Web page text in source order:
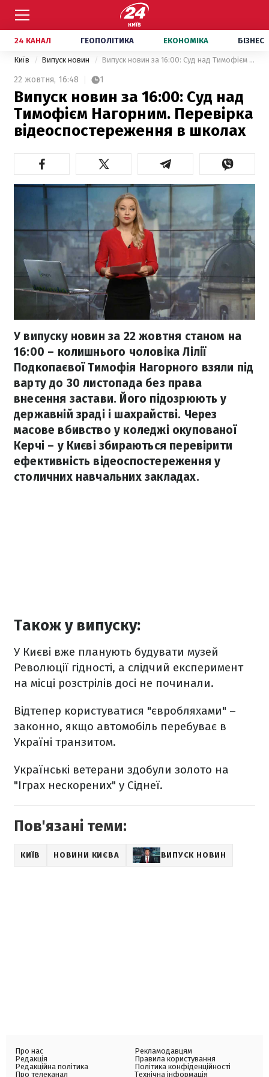
24 КАНАЛ ГЕОПОЛІТИКА ЕКОНОМІКА БІЗНЕС
Київ Випуск новин Випуск новин за 16:00: Суд над Тимофієм Нагорним. Перевірка відеоспостереження в школах
22 жовтня, 16:48 1
Випуск новин за 16:00: Суд над
Тимофієм Нагорним. Перевірка
відеоспостереження в школах
У випуску новин за 22 жовтня станом на
16:00 – колишнього чоловіка Лілії
Подкопаєвої Тимофія Нагорного взяли під
варту до 30 листопада без права
внесення застави. Його підозрюють у
державній зраді і шахрайстві. Через
масове вбивство у коледжі окупованої
Керчі – у Києві збираються перевірити
ефективність відеоспостереження у
столичних навчальних закладах.
Також у випуску:
У Києві вже планують будувати музей
Революції гідності, а слідчий експеримент
на місці розстрілів досі не починали.
Відтепер користуватися "євробляхами" –
законно, якщо автомобіль перебуває в
Україні транзитом.
Українські ветерани здобули золото на
"Іграх нескорених" у Сіднеї.
Пов'язані теми:
КИЇВ НОВИНИ КИЄВА ВИПУСК НОВИН
Про нас
Редакція
Редакційна політика
Про телеканал
Рекламодавцям
Правила користування
Політика конфіденційності
Технічна інформація